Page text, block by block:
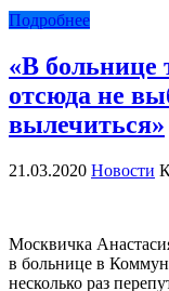
Подробнее
«В больнице
отсюда не
вылечиться»
21.03.2020 Новости
Москвичка
в больнице в
несколько раз